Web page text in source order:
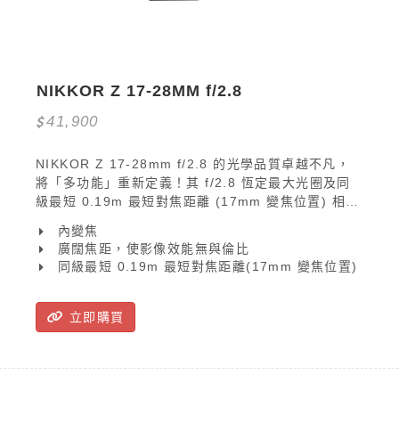
NIKKOR Z 17-28MM f/2.8
41,900
NIKKOR Z 17-28mm f/2.8 的光學品質卓越不凡，
將「多功能」重新定義！其 f/2.8 恆定最大光圈及同
級最短 0.19m 最短對焦距離 (17mm 變焦位置) 相輔
工作距離短至 5cm，可輕鬆營造自然散景效果。
內變焦
廣闊焦距，使影像效能無與倫比
同級最短 0.19m 最短對焦距離(17mm 變焦位置)
立即購買